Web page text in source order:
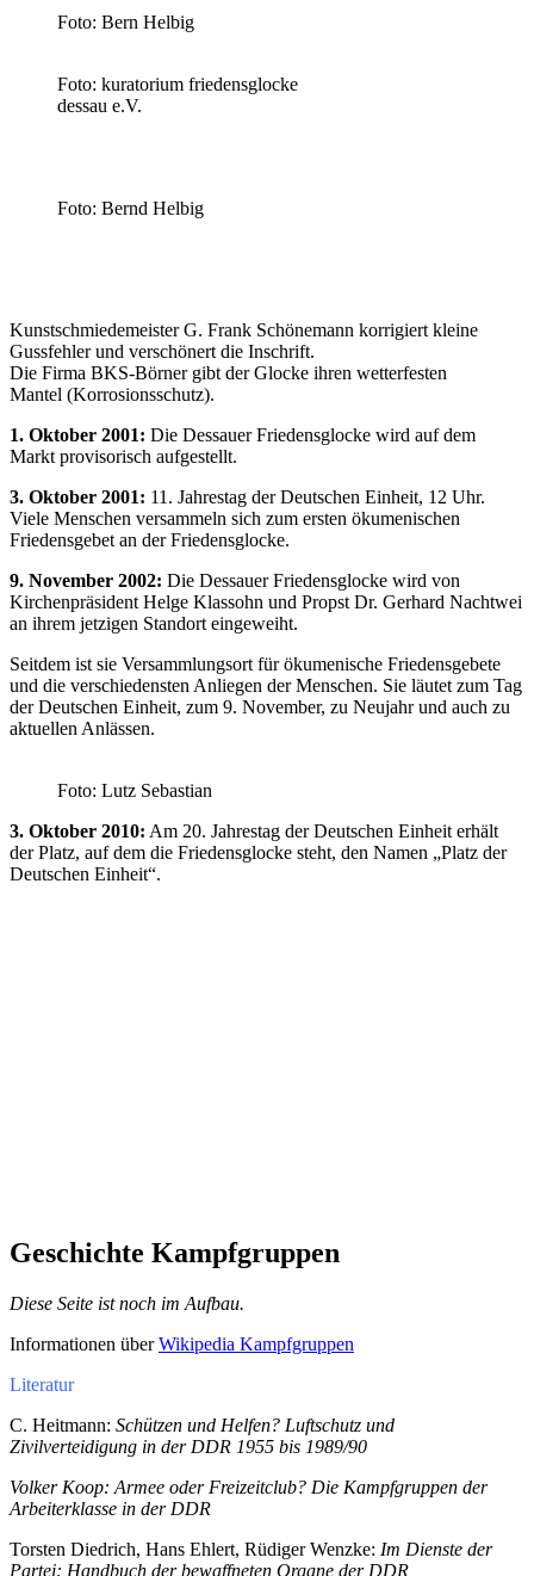
Foto: Bern Helbig
Foto: kuratorium friedensglocke
dessau e.V.
Foto: Bernd Helbig
Kunstschmiedemeister G. Frank Schönemann korrigiert kleine
Gussfehler und verschönert die Inschrift.
Die Firma BKS-Börner gibt der Glocke ihren wetterfesten
Mantel (Korrosionsschutz).
1. Oktober 2001: Die Dessauer Friedensglocke wird auf dem
Markt provisorisch aufgestellt.
3. Oktober 2001: 11. Jahrestag der Deutschen Einheit, 12 Uhr.
Viele Men­schen versammeln sich zum ersten ökumenischen
Friedensgebet an der Friedensglocke.
9. November 2002: Die Dessauer Friedensglocke wird von
Kirchenpräsident Helge Klassohn und Propst Dr. Gerhard Nachtwei
an ihrem jetzigen Standort eingeweiht.
Seitdem ist sie Versammlungsort für ökumenische Friedensgebete
und die verschiedensten Anliegen der Menschen. Sie läutet zum Tag
der Deutschen Einheit, zum 9. November, zu Neujahr und auch zu
aktuellen Anlässen.
Foto: Lutz Sebastian
3. Oktober 2010: Am 20. Jahrestag der Deutschen Einheit erhält
der Platz, auf dem die Friedensglocke steht, den Namen „Platz der
Deutschen Einheit“.
Geschichte Kampfgruppen
Diese Seite ist noch im Aufbau.
Informationen überWikipedia Kampfgruppen
Literatur
C. Heitmann: Schützen und Helfen? Luftschutz und
Zivilverteidigung in der DDR 1955 bis 1989/90
Volker Koop: Armee oder Freizeitclub? Die Kampfgruppen der
Arbeiterklasse in der DDR
Torsten Diedrich, Hans Ehlert, Rüdiger Wenzke: Im Dienste der
Partei: Handbuch der bewaffneten Organe der DDR